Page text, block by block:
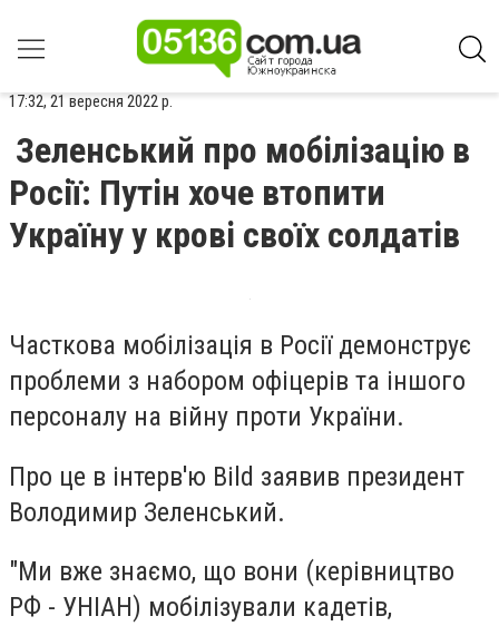
17:32, 21 вересня 2022 р.
Зеленський про мобілізацію в
Росії: Путін хоче втопити
Україну у крові своїх солдатів
Часткова мобілізація в Росії демонструє
проблеми з набором офіцерів та іншого
персоналу на війну проти України.
Про це в інтерв'ю Bild заявив президент
Володимир Зеленський.
"Ми вже знаємо, що вони (керівництво
РФ - УНІАН) мобілізували кадетів,